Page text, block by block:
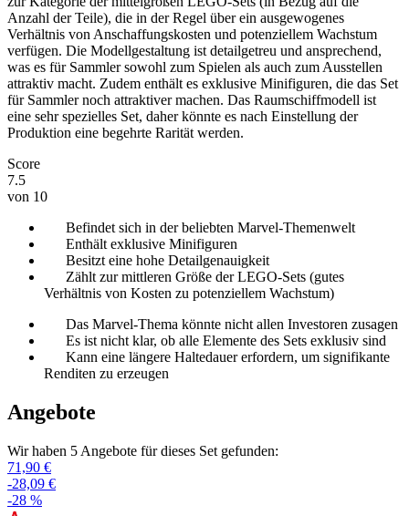
Anzahl der Teile), die in der Regel über ein ausgewogenes
Verhältnis von Anschaffungskosten und potenziellem Wachstum
verfügen. Die Modellgestaltung ist detailgetreu und ansprechend,
was es für Sammler sowohl zum Spielen als auch zum Ausstellen
attraktiv macht. Zudem enthält es exklusive Minifiguren, die das Set
für Sammler noch attraktiver machen. Das Raumschiffmodell ist
eine sehr spezielles Set, daher könnte es nach Einstellung der
Produktion eine begehrte Rarität werden.
Score
7.5
von 10
Befindet sich in der beliebten Marvel-Themenwelt
Enthält exklusive Minifiguren
Besitzt eine hohe Detailgenauigkeit
Zählt zur mittleren Größe der LEGO-Sets (gutes
Verhältnis von Kosten zu potenziellem Wachstum)
Das Marvel-Thema könnte nicht allen Investoren zusagen
Es ist nicht klar, ob alle Elemente des Sets exklusiv sind
Kann eine längere Haltedauer erfordern, um signifikante
Renditen zu erzeugen
Angebote
Wir haben 5 Angebote für dieses Set gefunden:
71,90 €
-28,09 €
-28 %